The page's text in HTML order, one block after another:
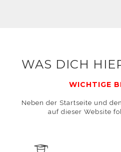
Datenschutzerklärung
WAS DICH
WICHTIGE
Neben der Startseite und
auf dieser Website